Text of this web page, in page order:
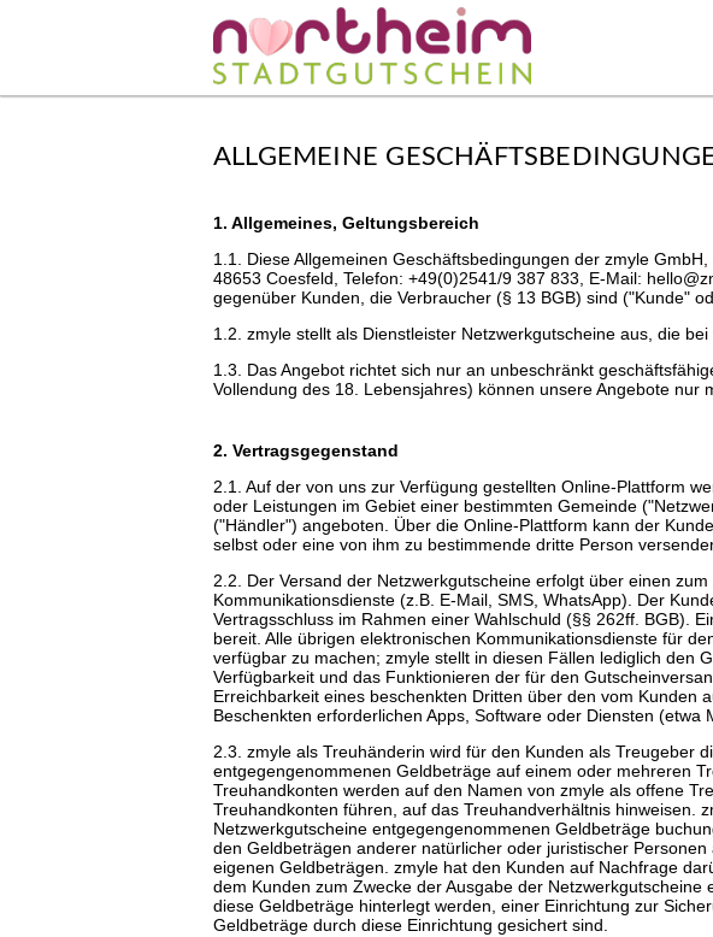
ALLGEMEINE
1. Allgemeines, Geltungsbereich
1.1. Diese Allgemeinen Geschäftsbedingungen der zmyle
48653 Coesfeld, Telefon: +49(0)2541/9 387 833, E-Mail:
gegenüber Kunden, die Verbraucher (§ 13 BGB) sind ("Kunde"
1.2. zmyle stellt als Dienstleister Netzwerkgutscheine aus, die
1.3. Das Angebot richtet sich nur an unbeschränkt
Vollendung des 18. Lebensjahres) können unsere Angebote nur
2. Vertragsgegenstand
2.1. Auf der von uns zur Verfügung gestellten Online-Plattform
oder Leistungen im Gebiet einer bestimmten Gemeinde
("Händler") angeboten. Über die Online-Plattform kann der
selbst oder eine von ihm zu bestimmende dritte Person
2.2. Der Versand der Netzwerkgutscheine erfolgt über einen
Kommunikationsdienste (z.B. E-Mail, SMS, WhatsApp). Der
Vertragsschluss im Rahmen einer Wahlschuld (§§ 262ff. BGB).
bereit. Alle übrigen elektronischen Kommunikationsdienste für
verfügbar zu machen; zmyle stellt in diesen Fällen lediglich den
Verfügbarkeit und das Funktionieren der für den
Erreichbarkeit eines beschenkten Dritten über den vom Kunden
Beschenkten erforderlichen Apps, Software oder Diensten (etwa
2.3. zmyle als Treuhänderin wird für den Kunden als Treugeber
entgegengenommenen Geldbeträge auf einem oder mehreren
Treuhandkonten werden auf den Namen von zmyle als offene
Treuhandkonten führen, auf das Treuhandverhältnis hinweisen.
Netzwerkgutscheine entgegengenommenen Geldbeträge
den Geldbeträgen anderer natürlicher oder juristischer
eigenen Geldbeträgen. zmyle hat den Kunden auf Nachfrage
dem Kunden zum Zwecke der Ausgabe der
diese Geldbeträge hinterlegt werden, einer Einrichtung zur
Geldbeträge durch diese Einrichtung gesichert sind.
personalized ads
find more
declaration. You can
Settings.